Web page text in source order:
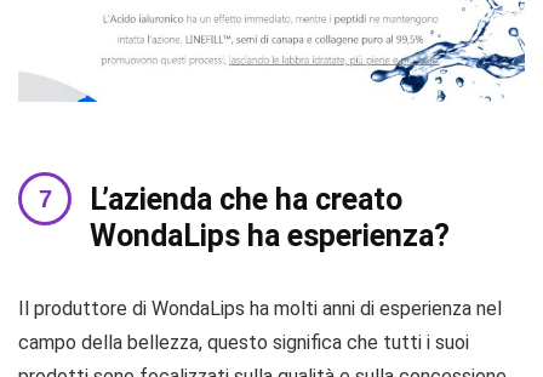
L’azienda che ha creato
WondaLips ha esperienza?
Il produttore di WondaLips ha molti anni di esperienza nel
campo della bellezza, questo significa che tutti i suoi